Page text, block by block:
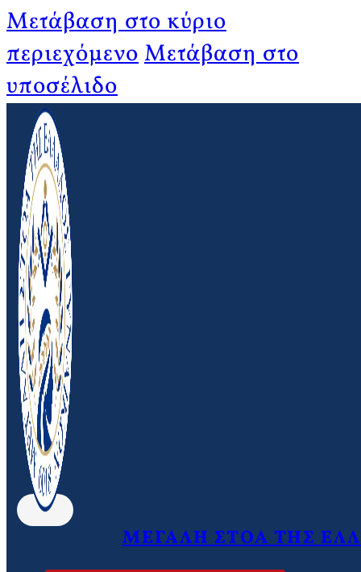
Μετάβαση στο κύριο
περιεχόμενοΜετάβαση στο
υποσέλιδο
ΜΕΓΑΛΗ ΣΤΟΑ ΤΗΣ